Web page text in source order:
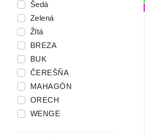
Šedá
Zelená
Žltá
BREZA
BUK
ČEREŠŇA
MAHAGÓN
ORECH
WENGE